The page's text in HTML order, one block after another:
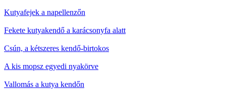
Kutyafejek a napellenzőn
Fekete kutyakendő a karácsonyfa alatt
Csún, a kétszeres kendő-birtokos
A kis mopsz egyedi nyakörve
Vallomás a kutya kendőn